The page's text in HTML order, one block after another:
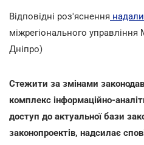
Відповідні роз'яснення надали
міжрегіонального управління
Дніпро)
Стежити за змінами
комплекс інформаційно-
доступ до актуальної бази
законопроектів, надсилає